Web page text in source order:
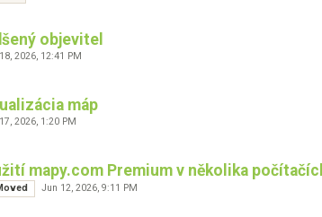
objevitel
2026, 12:41 PM
máp
2026, 1:20 PM
mapy.com Premium v několika
Jun 12, 2026, 9:11 PM